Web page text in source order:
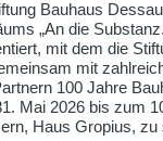
Bauhaus
„An die
mit dem die
mit
100 Jahre
Mai 2026 bis zum
Haus Gropius, zu